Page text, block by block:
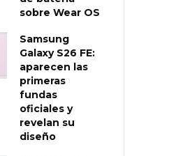
sobre Wear OS
Samsung
Galaxy S26 FE:
aparecen las
primeras
fundas
oficiales y
revelan su
diseño